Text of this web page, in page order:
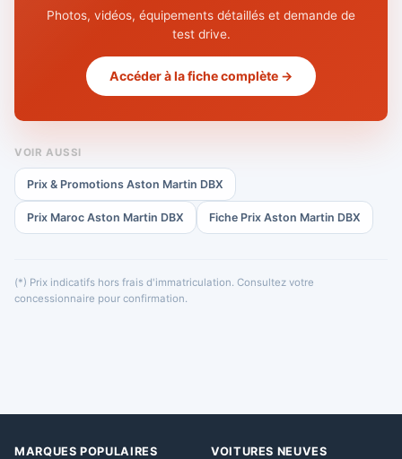
Photos, vidéos, équipements détaillés et demande de
test drive.
Accéder à la fiche complète →
VOIR AUSSI
Prix & Promotions Aston Martin DBX
Prix Maroc Aston Martin DBX Fiche Prix Aston Martin DBX
(*) Prix indicatifs hors frais d'immatriculation. Consultez votre
concessionnaire pour confirmation.
MARQUES POPULAIRES
VOITURES NEUVES